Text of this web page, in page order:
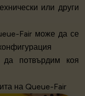
или други
Fair може да се
потвърдим коя
на Queue-Fair